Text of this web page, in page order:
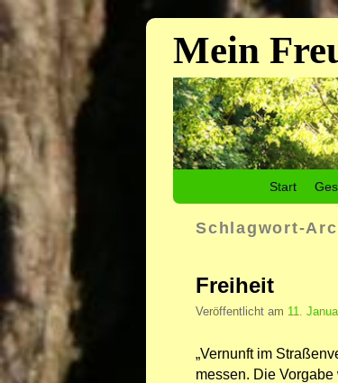
Mein
Start
Schlagwort-
Freiheit
Veröffentlicht am 11.
„Vernunft im
messen. Die